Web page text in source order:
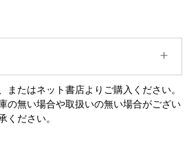
またはネット書店よりご購入ください。
の無い場合や取扱いの無い場合がござい
ください。